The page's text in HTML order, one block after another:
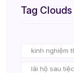
Tag Clouds
kinh nghiệm
lái hộ sau tiệc